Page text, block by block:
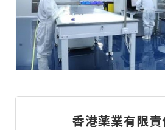
香港薬業有限責